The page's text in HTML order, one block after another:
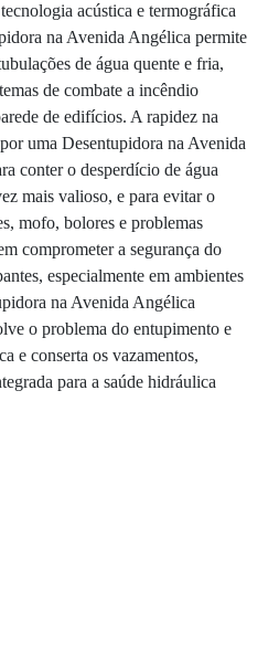
acústica e termográfica
na Avenida Angélica permite
de água quente e fria,
de combate a incêndio
de edifícios. A rapidez na
uma Desentupidora na Avenida
conter o desperdício de água
mais valioso, e para evitar o
mofo, bolores e problemas
comprometer a segurança do
especialmente em ambientes
na Avenida Angélica
o problema do entupimento e
e conserta os vazamentos,
para a saúde hidráulica